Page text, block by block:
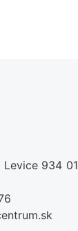
934 01